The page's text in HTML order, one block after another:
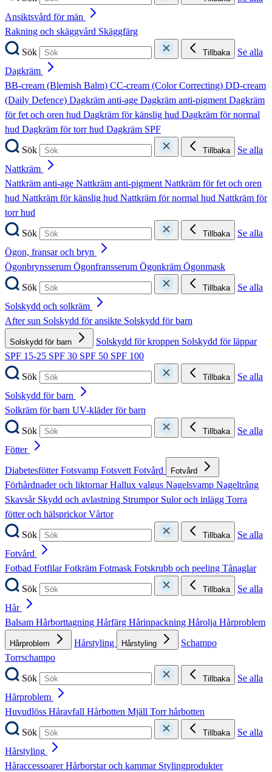
Ansiktsvård för män
Rakning och skäggvård Skäggfärg
Sök
Tillbaka
Se alla
Dagkräm
BB-cream (Blemish Balm) CC-cream (Color Correcting) DD-cream
(Daily Defence) Dagkräm anti-age Dagkräm anti-pigmentDagkräm
för fet och oren hud Dagkräm för känslig hud Dagkräm för normal
hud Dagkräm för torr hud Dagkräm SPF
Sök
Tillbaka
Se alla
Nattkräm
Nattkräm anti-age Nattkräm anti-pigmentNattkräm för fet och oren
hud Nattkräm för känslig hud Nattkräm för normal hud Nattkräm för
torr hud
Sök
Tillbaka
Se alla
Ögon, fransar och bryn
Ögonbrynsserum Ögonfransserum Ögonkräm Ögonmask
Sök
Tillbaka
Se alla
Solskydd och solkräm
After sun Solskydd för ansikte Solskydd för barn
Solskydd för barn Solskydd för kroppen Solskydd för läppar
SPF 15-25 SPF 30 SPF 50 SPF 100
Sök
Tillbaka
Se alla
Solskydd för barn
Solkräm för barn UV-kläder för barn
Sök
Tillbaka
Se alla
Fötter
DiabetesfötterFotsvamp FotsvettFotvård Fotvård
Förhårdnader och liktornarHallux valgus Nagelsvamp Nageltrång
Skavsår Skydd och avlastning Strumpor Sulor och inlägg Torra
fötter och hälsprickorVårtor
Sök
Tillbaka
Se alla
Fotvård
Fotbad FotfilarFotkräm Fotmask Fotskrubb och peeling Tånaglar
Sök
Tillbaka
Se alla
Hår
Balsam Hårborttagning Hårfärg Hårinpackning Hårolja Hårproblem
Hårproblem Hårstyling Hårstyling
Schampo
Torrschampo
Sök
Tillbaka
Se alla
Hårproblem
Huvudlöss Håravfall Hårbotten Mjäll Torr hårbotten
Sök
Tillbaka
Se alla
Hårstyling
HåraccessoarerHårborstar och kammar Stylingprodukter